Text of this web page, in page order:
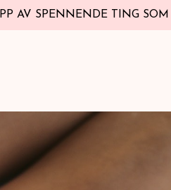
AV SPENNENDE TING